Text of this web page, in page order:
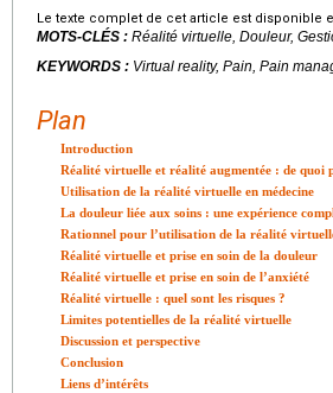
Le texte complet de cet article est disponible
MOTS-CLÉS : Réalité virtuelle, Douleur,
KEYWORDS : Virtual reality, Pain, Pain
Plan
Introduction
Réalité virtuelle et réalité augmentée : de quoi
Utilisation de la réalité virtuelle en médecine
La douleur liée aux soins : une expérience
Rationnel pour l’utilisation de la réalité
Réalité virtuelle et prise en soin de la douleur
Réalité virtuelle et prise en soin de l’anxiété
Réalité virtuelle : quel sont les risques ?
Limites potentielles de la réalité virtuelle
Discussion et perspective
Conclusion
Liens d’intérêts